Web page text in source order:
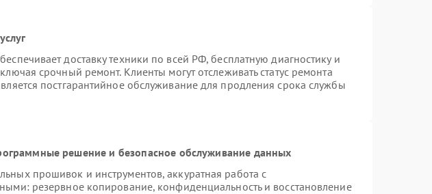
доставку техники по всей РФ, бесплатную диагностику и
срочный ремонт. Клиенты могут отслеживать статус ремонта
постгарантийное обслуживание для продления срока службы
решение и безопасное обслуживание данных
прошивок и инструментов, аккуратная работа с
резервное копирование, конфиденциальность и восстановление